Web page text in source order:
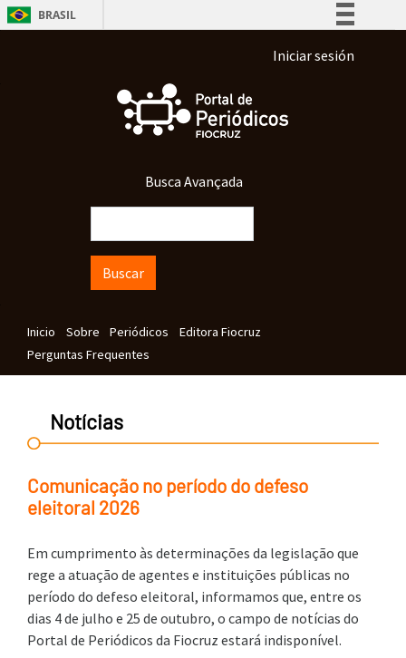
Pasar al contenido principal
BRASIL
Participe
Acesso à informação
Menu de
Iniciar sesión
Busca Avançada
Navegação principal
Inicio Sobre Periódicos
Editora Fiocruz
Perguntas Frequentes
Notícias
Comunicação no período do defeso
eleitoral 2026
Em cumprimento às determinações da legislação que
rege a atuação de agentes e instituições públicas no
período do defeso eleitoral, informamos que, entre os
dias 4 de julho e 25 de outubro, o campo de notícias do
Portal de Periódicos da Fiocruz estará indisponível.